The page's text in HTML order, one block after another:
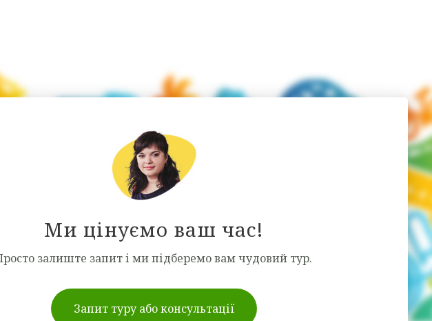
Ми цінуємо ваш час!
залиште запит і ми підберемо вам чудовий тур.
Запит туру або консультації